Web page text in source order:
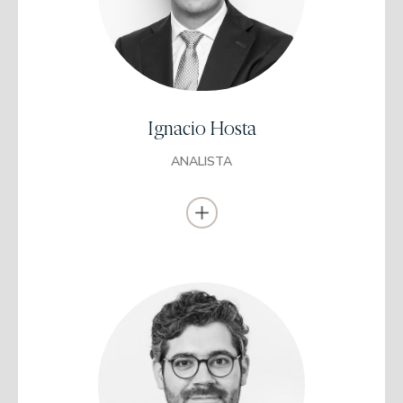
Ignacio Hosta
ANALISTA
Universidad Pompeu Fabra (Barcelona)
Curso de Mercados Financieros y Análisis
económico internacional
Summer LSE Course
Cofundador y CFO Bizznet /2014-2015). Summer Internship
(GVC Gaesco 2016). Internship analista financiero (Altria Corpo
Investment 2018). CFA Nivel I.
Licenciado en Administración y Dirección de